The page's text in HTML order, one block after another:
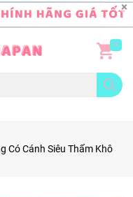
0
Có Cánh Siêu Thấm Khô